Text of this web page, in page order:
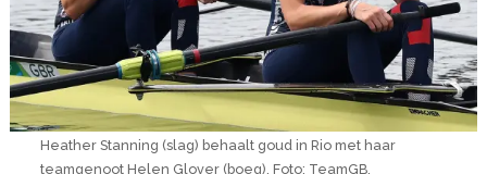
Heather Stanning (slag) behaalt goud in Rio met haar
teamgenoot Helen Glover (boeg). Foto: TeamGB.